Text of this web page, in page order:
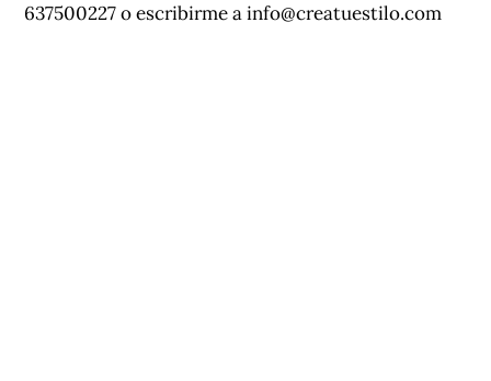
637500227 o escribirme a info@creatuestilo.com